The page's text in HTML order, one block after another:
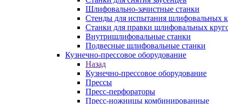
Шлифовально-зачистные станки
Стенды для испытания шлифовальных
Станки для правки шлифовальных
Внутришлифовальные станки
Подвесные шлифовальные станки
Кузнечно-прессовое оборудование
Назад
Кузнечно-прессовое оборудование
Прессы
Пресс-перфораторы
Пресс-ножницы комбинированные